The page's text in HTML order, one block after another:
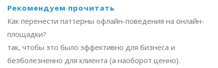
Рекомендуем прочитать
Как перенести паттерны офлайн-поведения на онлайн-
площадки?
так, чтобы это было эффективно для бизнеса и
безболезненно для клиента (а наоборот ценно).